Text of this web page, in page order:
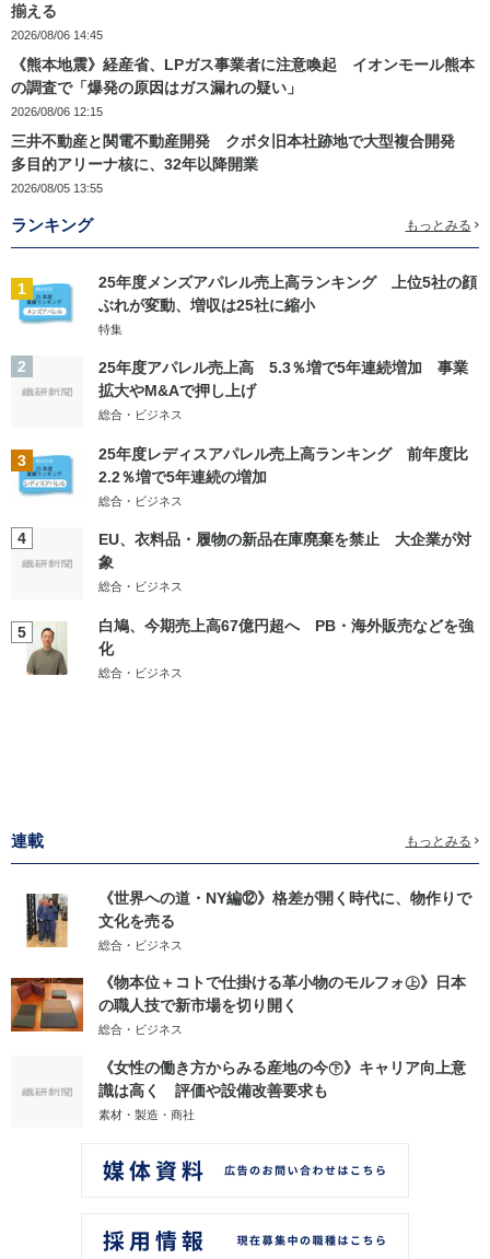
揃える
2026/08/06 14:45
《熊本地震》経産省、LPガス事業者に注意喚起 イオンモール熊本
の調査で「爆発の原因はガス漏れの疑い」
2026/08/06 12:15
三井不動産と関電不動産開発 クボタ旧本社跡地で大型複合開発
多目的アリーナ核に、32年以降開業
2026/08/05 13:55
ランキング もっとみる
1
25年度メンズアパレル売上高ランキング 上位5社の顔
ぶれが変動、増収は25社に縮小
特集
2
25年度アパレル売上高 5.3％増で5年連続増加 事業
拡大やM&Aで押し上げ
総合・ビジネス
3
25年度レディスアパレル売上高ランキング 前年度比
2.2％増で5年連続の増加
総合・ビジネス
4
EU、衣料品・履物の新品在庫廃棄を禁止 大企業が対
象
総合・ビジネス
5
白鳩、今期売上高67億円超へ PB・海外販売などを強
化
総合・ビジネス
連載 もっとみる
《世界への道・NY編⑫》格差が開く時代に、物作りで
文化を売る
総合・ビジネス
《物本位＋コトで仕掛ける革小物のモルフォ㊤》日本
の職人技で新市場を切り開く
総合・ビジネス
《女性の働き方からみる産地の今㊦》キャリア向上意
識は高く 評価や設備改善要求も
素材・製造・商社